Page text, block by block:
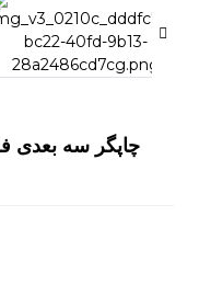
چاپگر سه بعدی